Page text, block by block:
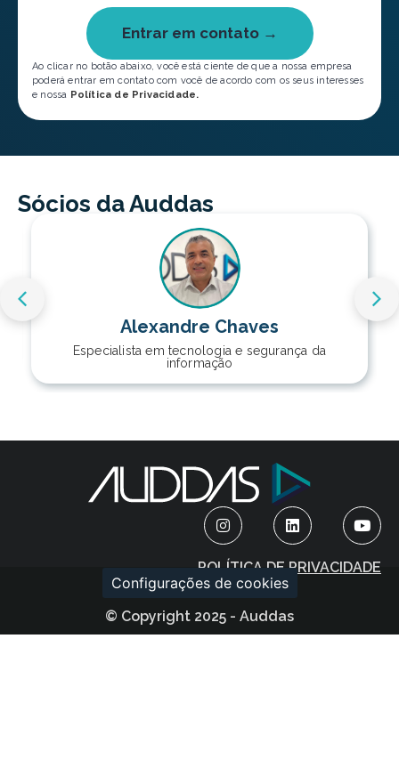
Entrar em contato →
Ao clicar no botão abaixo, você está ciente de que a nossa empresa
poderá entrar em contato com você de acordo com os seus interesses
e nossa Política de Privacidade.
Sócios da Auddas
Alexandre Chaves
Especialista em tecnologia e segurança da
informação
© Copyright 2025 - Auddas
POLÍTICA DE PRIVACIDADE
Configurações de cookies